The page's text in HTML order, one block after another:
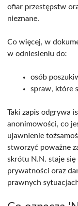
ofiar przestępstw
nieznane.
Co więcej, w
w odniesieniu do:
osób
spraw, które
Taki zapis odgrywa
anonimowości, co
ujawnienie
stworzyć poważne
skrótu N.N. staje
prywatności oraz
prawnych